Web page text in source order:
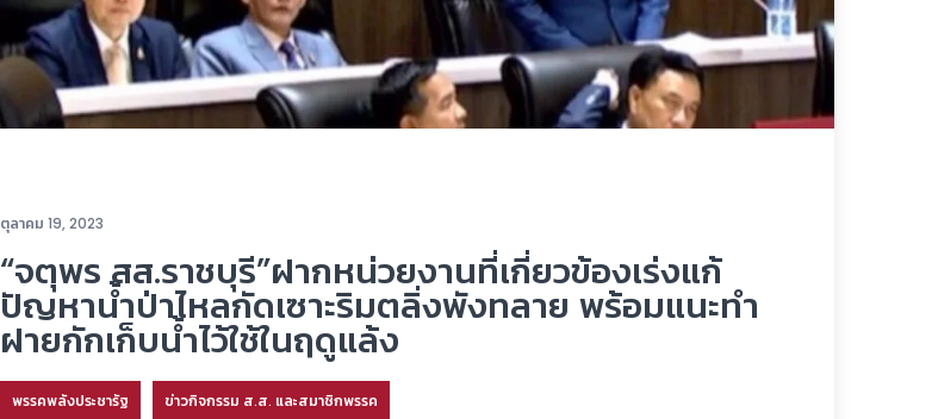
ตุลาคม 19, 2023
“จตุพร สส.ราชบุรี”ฝากหน่วยงานที่เกี่ยวข้องเร่งแก้
ปัญหาน้ำป่าไหลกัดเซาะริมตลิ่งพังทลาย พร้อมแนะทำ
ฝายกักเก็บน้ำไว้ใช้ในฤดูแล้ง
พรรคพลังประชารัฐ ข่าวกิจกรรม ส.ส. และสมาชิกพรรค